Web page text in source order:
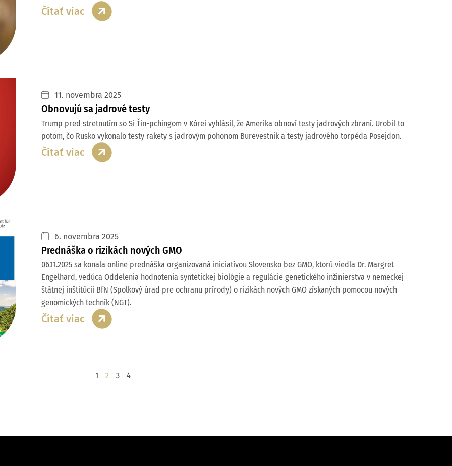
Čítať viac
11. novembra 2025
Obnovujú sa jadrové testy
Trump pred stretnutím so Si Ťin-pchingom v Kórei vyhlásil, že Amerika obnoví testy jadrových zbraní. Urobil to
potom, čo Rusko vykonalo testy rakety s jadrovým pohonom Burevestnik a testy jadrového torpéda Posejdon.
Čítať viac
6. novembra 2025
Prednáška o rizikách nových GMO
06.11.2025 sa konala online prednáška organizovaná iniciatívou Slovensko bez GMO, ktorú viedla Dr. Margret
Engelhard, vedúca Oddelenia hodnotenia syntetickej biológie a regulácie genetického inžinierstva v nemeckej
štátnej inštitúcii BfN (Spolkový úrad pre ochranu prírody) o rizikách nových GMO získaných pomocou nových
genomických techník (NGT).
Čítať viac
1 2 3 4